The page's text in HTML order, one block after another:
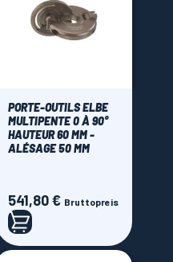
PORTE-OUTILS ELBE
MULTIPENTE 0 À 90°
HAUTEUR 60 MM -
ALÉSAGE 50 MM
Preis
541,80 € Bruttopreis